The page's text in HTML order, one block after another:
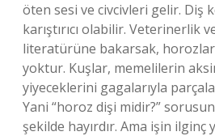
öten sesi ve civcivleri gelir. Diş
karıştırıcı olabilir. Veterinerlik
literatürüne bakarsak,
yoktur. Kuşlar, memelilerin
yiyeceklerini gagalarıyla
Yani “horoz dişi midir?”
şekilde hayırdır. Ama işin ilginç